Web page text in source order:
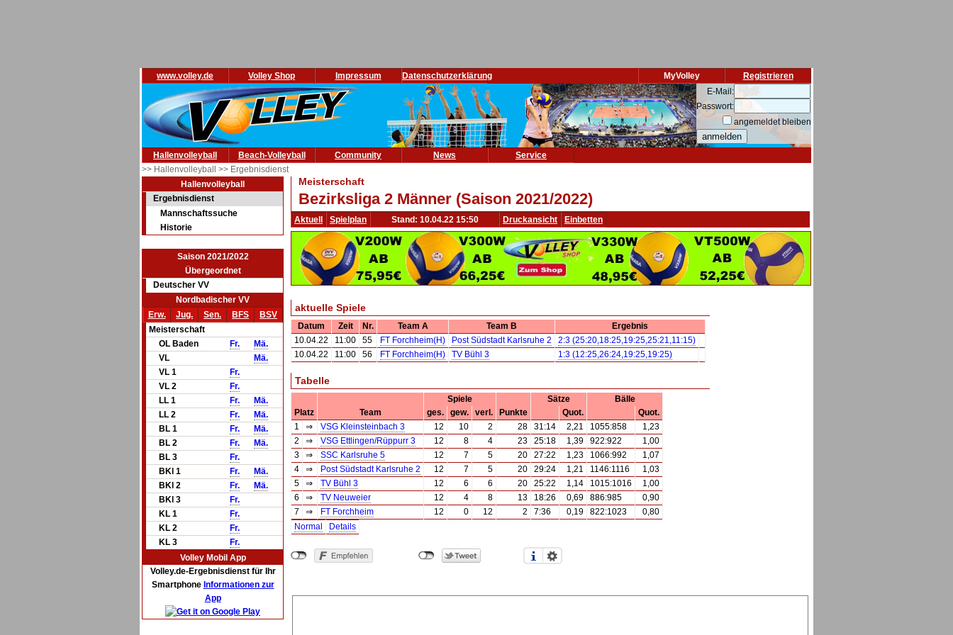
www.volley.de Volley Shop Impressum Datenschutzerklärung Registrieren
MyVolley
E-Mail:
Passwort:
angemeldet bleiben
Hallenvolleyball Beach-Volleyball Community News
Service
>> Hallenvolleyball >> Ergebnisdienst
Hallenvolleyball
Ergebnisdienst
Mannschaftssuche
Historie
Saison 2021/2022
Übergeordnet
Deutscher VV
Nordbadischer VV
Erw.
Jug. Sen. BFS
BSV
Meisterschaft
OL Baden
Fr.
Mä.
VL
Mä.
VL 1
Fr.
VL 2
Fr.
LL 1
Fr.
Mä.
LL 2
Fr.
Mä.
BL 1
Fr.
Mä.
BL 2
Fr.
Mä.
BL 3
Fr.
BKl 1
Fr.
Mä.
BKl 2
Fr.
Mä.
BKl 3
Fr.
KL 1
Fr.
KL 2
Fr.
KL 3
Fr.
Volley Mobil App
Volley.de-Ergebnisdienst für Ihr
Smartphone Informationen zur
App
Meisterschaft
Bezirksliga 2 Männer (Saison 2021/2022)
Aktuell Spielplan Stand: 10.04.22 15:50 Druckansicht Einbetten
aktuelle Spiele
Datum Zeit Nr. Team A Team B
Ergebnis
10.04.22
11:00 55 FT Forchheim(H) Post Südstadt Karlsruhe 2
2:3 (25:20,18:25,19:25,25:21,11:15)
10.04.22
11:00 56 FT Forchheim(H) TV Bühl 3 1:3 (12:25,26:24,19:25,19:25)
Tabelle
Spiele Sätze
Bälle
Platz
Team ges. gew. verl. Punkte Quot.
Quot.
1
⇒ VSG Kleinsteinbach 3 12 10 2 28 31:14 2,21 1055:858
1,23
2
⇒ VSG Ettlingen/Rüppurr 3 12 8 4 23 25:18 1,39 922:922
1,00
3
⇒ SSC Karlsruhe 5 12 7 5 20 27:22 1,23 1066:992
1,07
4
⇒ Post Südstadt Karlsruhe 2 12 7 5 20 29:24 1,21 1146:1116
1,03
5
⇒ TV Bühl 3 12 6 6 20 25:22 1,14 1015:1016
1,00
6
⇒ TV Neuweier 12 4 8 13 18:26 0,69 886:985
0,90
7
⇒ FT Forchheim 12 0 12 2 7:36 0,19 822:1023
0,80
Normal
Details